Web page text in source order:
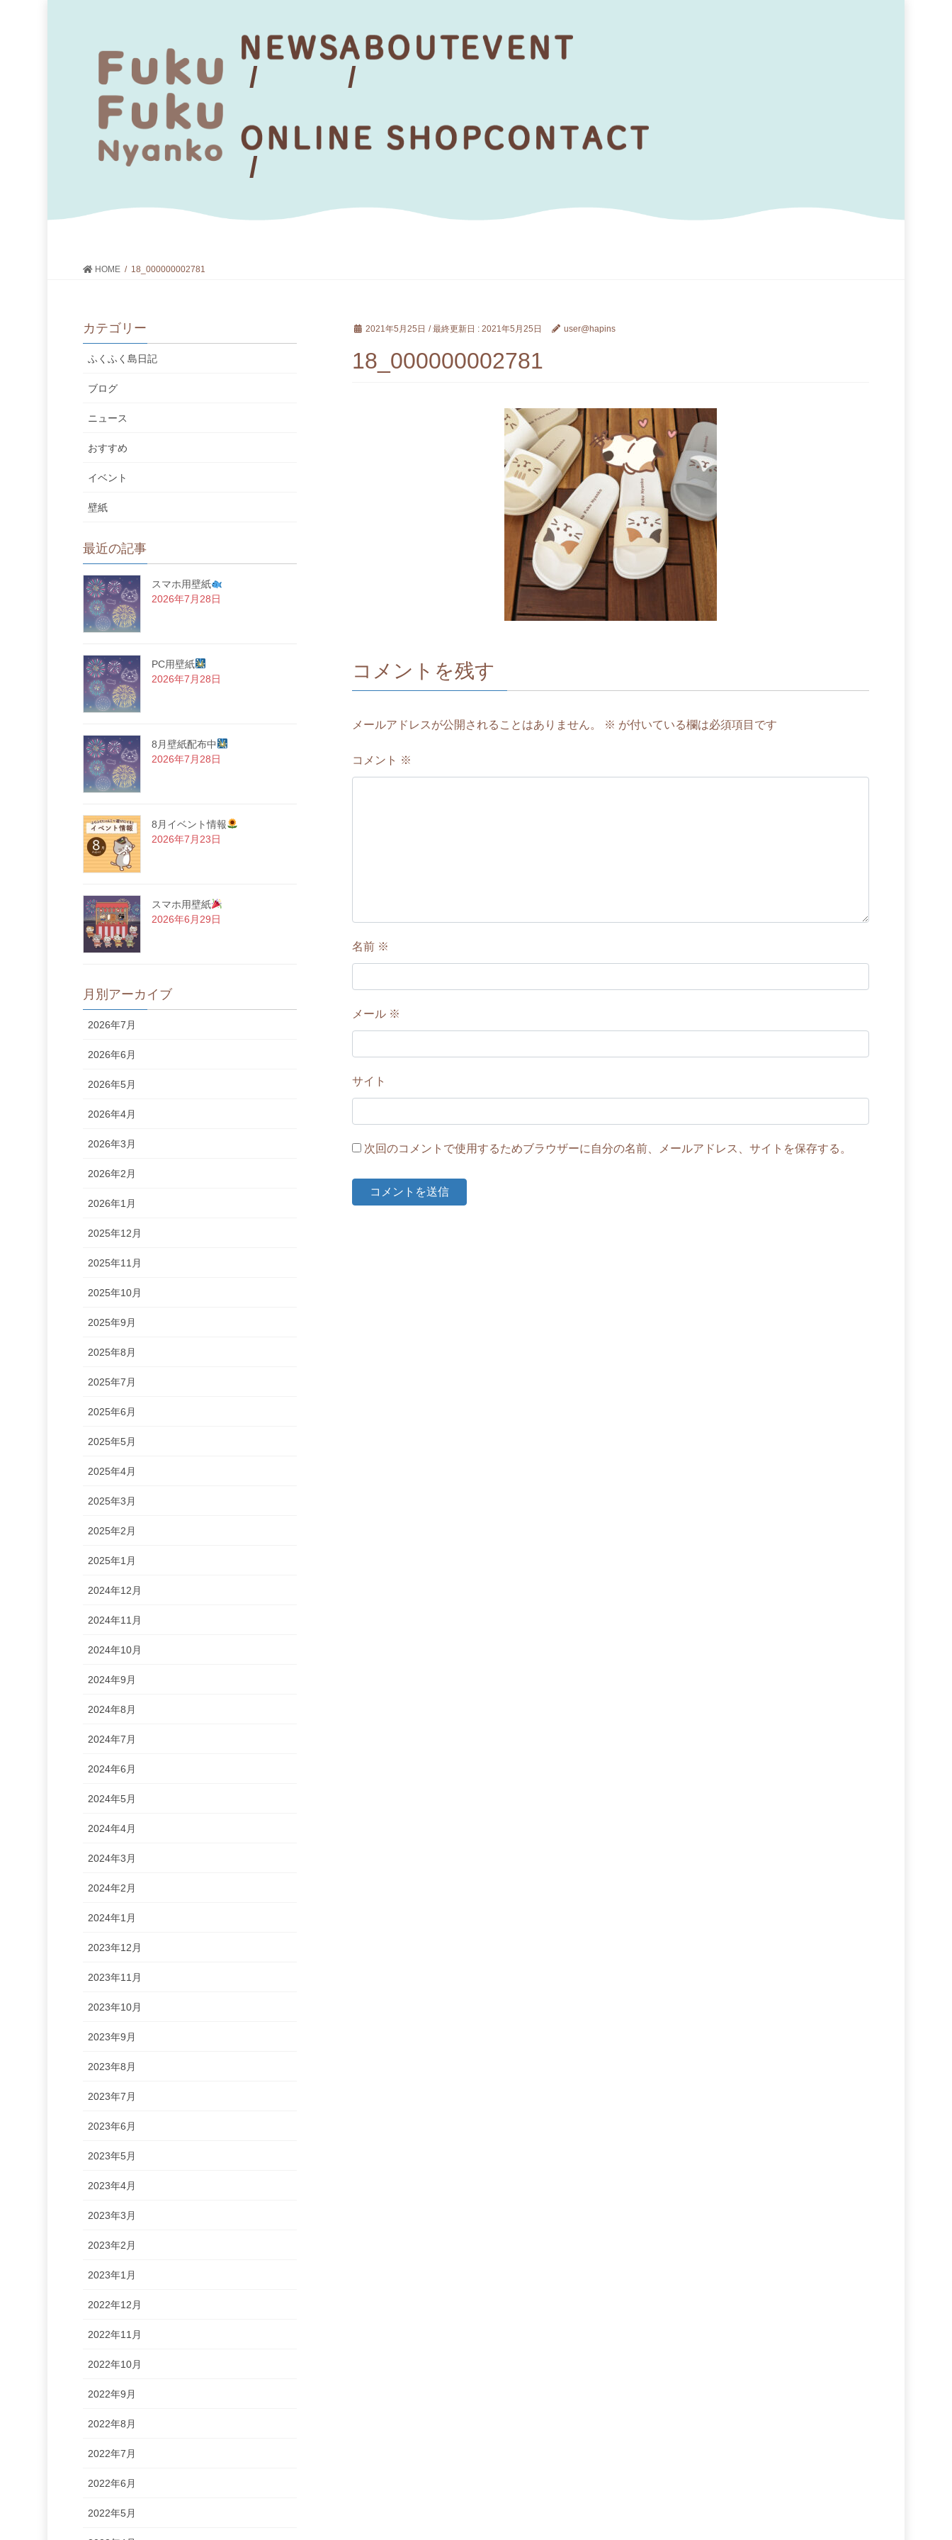
HOME 18_000000002781
2021年5月25日 / 最終更新日 : 2021年5月25日 user@hapins
18_000000002781
コメントを残す
メールアドレスが公開されることはありません。 ※ が付いている欄は必須項目です
コメント ※
名前 ※
メール ※
サイト
次回のコメントで使用するためブラウザーに自分の名前、メールアドレス、サイトを保存する。
カテゴリー
ふくふく島日記
ブログ
ニュース
おすすめ
イベント
壁紙
最近の記事
スマホ用壁紙
2026年7月28日
PC用壁紙
2026年7月28日
8月壁紙配布中
2026年7月28日
8月イベント情報
2026年7月23日
スマホ用壁紙
2026年6月29日
月別アーカイブ
2026年7月
2026年6月
2026年5月
2026年4月
2026年3月
2026年2月
2026年1月
2025年12月
2025年11月
2025年10月
2025年9月
2025年8月
2025年7月
2025年6月
2025年5月
2025年4月
2025年3月
2025年2月
2025年1月
2024年12月
2024年11月
2024年10月
2024年9月
2024年8月
2024年7月
2024年6月
2024年5月
2024年4月
2024年3月
2024年2月
2024年1月
2023年12月
2023年11月
2023年10月
2023年9月
2023年8月
2023年7月
2023年6月
2023年5月
2023年4月
2023年3月
2023年2月
2023年1月
2022年12月
2022年11月
2022年10月
2022年9月
2022年8月
2022年7月
2022年6月
2022年5月